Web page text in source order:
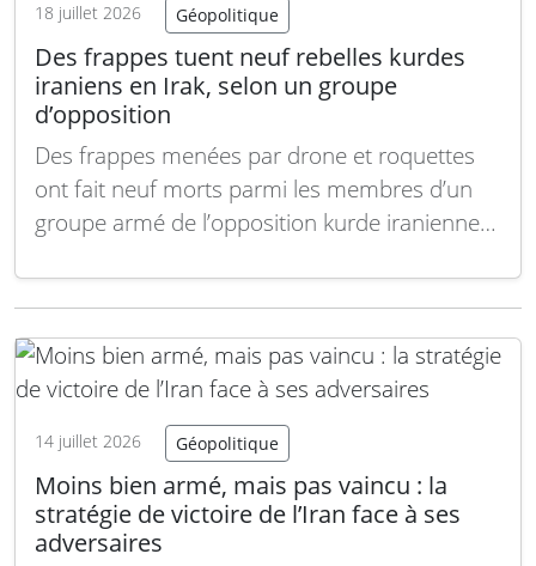
18 juillet 2026 Géopolitique
Des frappes tuent neuf rebelles kurdes
iraniens en Irak, selon un groupe
d’opposition
Des frappes menées par drone et roquettes
ont fait neuf morts parmi les membres d’un
groupe armé de l’opposition kurde iranienne
a annoncé le parti en exil, qui accuse l’Iran
du Kurdistan, la coalition… Lire la suite
14 juillet 2026 Géopolitique
Moins bien armé, mais pas vaincu : la
stratégie de victoire de l’Iran face à ses
adversaires